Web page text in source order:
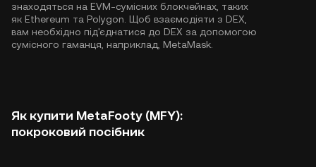
знаходяться на EVM-сумісних блокчейнах, таких
як Ethereum та Polygon . Щоб взаємодіяти з DEX,
вам необхідно під'єднатися до DEX за допомогою
сумісного гаманця, наприклад, MetaMask.
Як купити MetaFooty (MFY):
покроковий посібник